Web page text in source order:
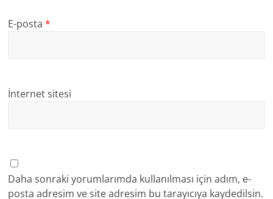
E-posta*
İnternet sitesi
Daha sonraki yorumlarımda kullanılması için adım, e-
posta adresim ve site adresim bu tarayıcıya kaydedilsin.